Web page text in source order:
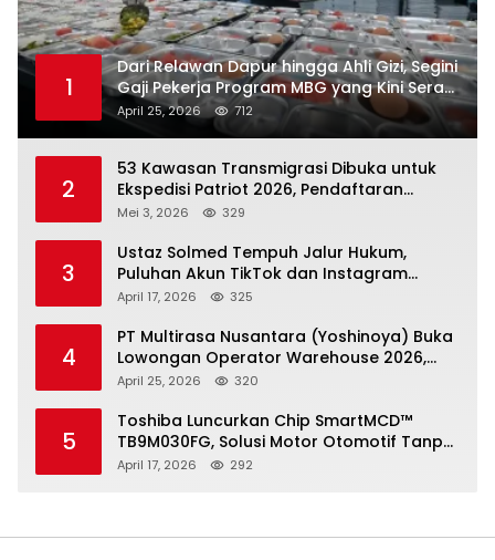
1
Dari Relawan Dapur hingga Ahli Gizi, Segini
Gaji Pekerja Program MBG yang Kini Serap
Hampir Sejuta Tenaga Kerja
April 25, 2026 712
2
53 Kawasan Transmigrasi Dibuka untuk
Ekspedisi Patriot 2026, Pendaftaran
Ditutup 21 Mei
Mei 3, 2026 329
3
Ustaz Solmed Tempuh Jalur Hukum,
Puluhan Akun TikTok dan Instagram
Dilaporkan atas Tuduhan Fitnah
April 17, 2026 325
4
PT Multirasa Nusantara (Yoshinoya) Buka
Lowongan Operator Warehouse 2026,
Penempatan CK Bekasi
April 25, 2026 320
5
Toshiba Luncurkan Chip SmartMCD™
TB9M030FG, Solusi Motor Otomotif Tanpa
Sensor di Kecepatan Nol
April 17, 2026 292